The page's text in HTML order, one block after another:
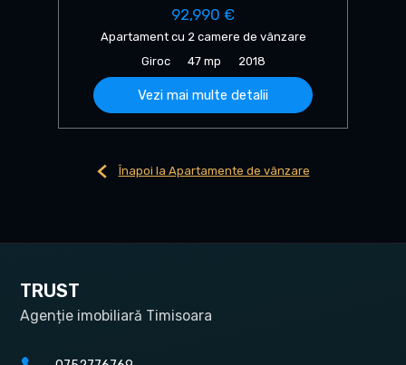
92,990 €
Apartament cu 2 camere de vânzare
Giroc
47 mp 2018
Vezi mai multe detalii
Înapoi la Apartamente de vânzare
TRUST
Agenție imobiliară Timisoara